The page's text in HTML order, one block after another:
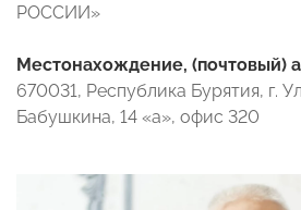
РОССИИ»
Местонахождение, (почтовый)
670031, Республика Бурятия, г.
Бабушкина, 14 «а», офис 320